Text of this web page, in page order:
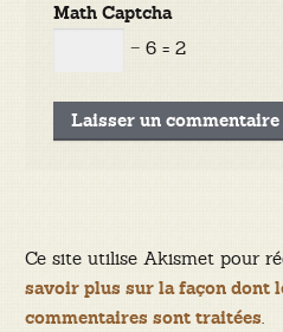
Math Captcha
− 6 = 2
Ce site utilise Akismet pour
savoir plus sur la façon dont
commentaires sont traitées.